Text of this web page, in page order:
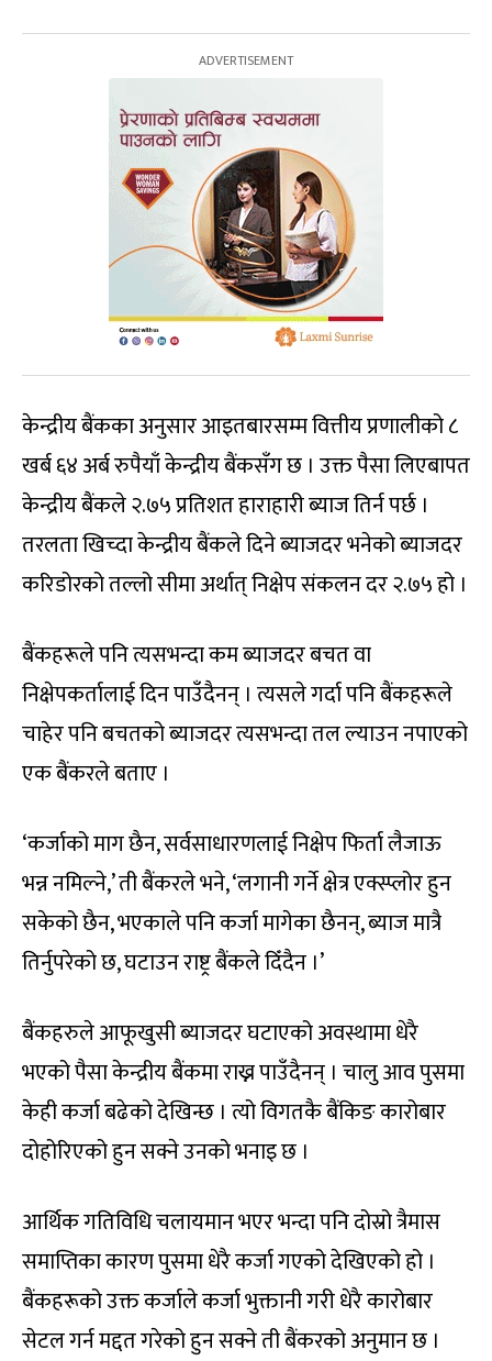
केन्द्रीय बैंकका अनुसार आइतबारसम्म वित्तीय प्रणालीको ८
खर्ब ६४ अर्ब रुपैयाँ केन्द्रीय बैंकसँग छ । उक्त पैसा लिएबापत
केन्द्रीय बैंकले २.७५ प्रतिशत हाराहारी ब्याज तिर्न पर्छ ।
तरलता खिच्दा केन्द्रीय बैंकले दिने ब्याजदर भनेको ब्याजदर
करिडोरको तल्लो सीमा अर्थात् निक्षेप संकलन दर २.७५ हो ।
बैंकहरूले पनि त्यसभन्दा कम ब्याजदर बचत वा
निक्षेपकर्तालाई दिन पाउँदैनन् । त्यसले गर्दा पनि बैंकहरूले
चाहेर पनि बचतको ब्याजदर त्यसभन्दा तल ल्याउन नपाएको
एक बैंकरले बताए ।
‘कर्जाको माग छैन, सर्वसाधारणलाई निक्षेप फिर्ता लैजाऊ
भन्न नमिल्ने,’ ती बैंकरले भने, ‘लगानी गर्ने क्षेत्र एक्स्प्लोर हुन
सकेको छैन, भएकाले पनि कर्जा मागेका छैनन्, ब्याज मात्रै
तिर्नुपरेको छ, घटाउन राष्ट्र बैंकले दिँदैन ।’
बैंकहरुले आफूखुसी ब्याजदर घटाएको अवस्थामा धेरै
भएको पैसा केन्द्रीय बैंकमा राख्न पाउँदैनन् । चालु आव पुसमा
केही कर्जा बढेको देखिन्छ । त्यो विगतकै बैंकिङ कारोबार
दोहोरिएको हुन सक्ने उनको भनाइ छ ।
आर्थिक गतिविधि चलायमान भएर भन्दा पनि दोस्रो त्रैमास
समाप्तिका कारण पुसमा धेरै कर्जा गएको देखिएको हो ।
बैंकहरूको उक्त कर्जाले कर्जा भुक्तानी गरी धेरै कारोबार
सेटल गर्न मद्दत गरेको हुन सक्ने ती बैंकरको अनुमान छ ।